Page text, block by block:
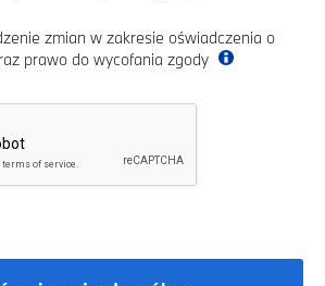
zmian w zakresie oświadczenia o
prawo do wycofania zgody